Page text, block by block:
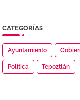
CATEGORÍAS
Ayuntamiento
Política Tepoztlán